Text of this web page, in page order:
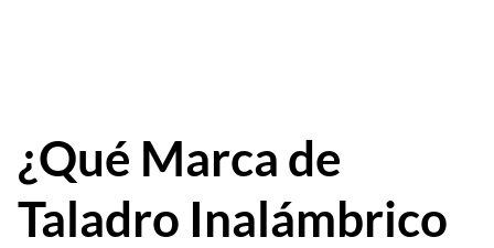
¿Qué Marca de
Taladro Inalámbrico